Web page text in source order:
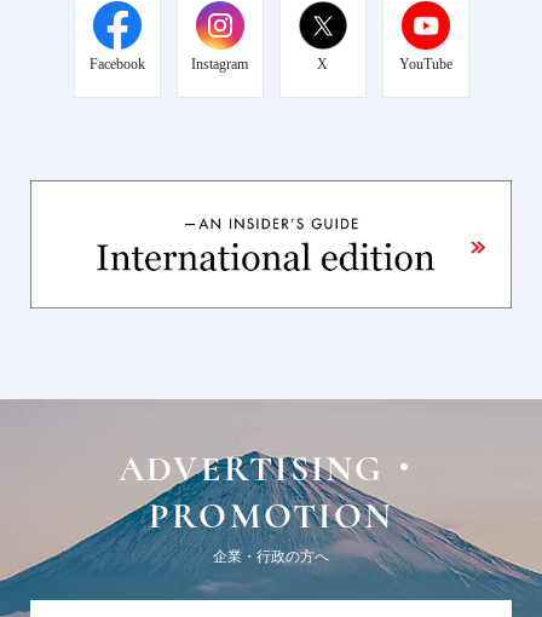
Facebook Instagram X YouTube
ADVERTISING・
PROMOTION
企業・行政の方へ